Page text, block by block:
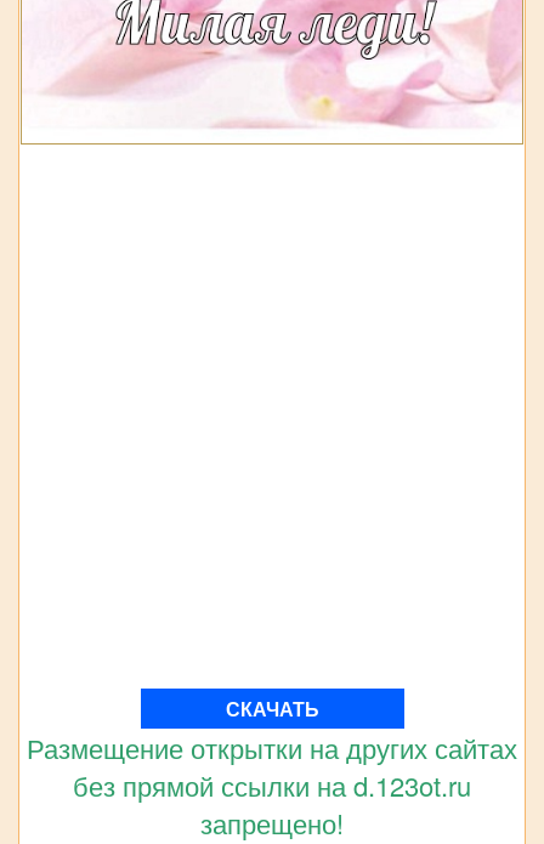
СКАЧАТЬ
Размещение открытки на других сайтах
без прямой ссылки на d.123ot.ru
запрещено!